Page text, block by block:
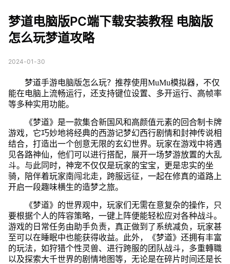
梦道电脑版PC端下载安装教程 电脑版
怎么玩梦道攻略
2024-01-30
梦道手游电脑版怎么玩？推荐使用MuMu模拟器，不仅
能在电脑上流畅运行，还支持键位设置、多开运行、高帧率
等多种实用功能。
《梦道》是一款集合新国风和高颜值元素的回合制卡牌
游戏，它巧妙地将经典的西游记梦幻西行剧情和封神传说相
结合，打造出一个创意无限的玄幻世界。玩家在游戏中将遇
见各路神仙，他们可以进行搭配，展开一场梦游放置的大乱
斗。与此同时，神宠不仅仅是玩家的宝宝，更是忠实的坐
骑，陪伴着玩家南闯北走，跨服远征，一起在修真的道路上
开启一段趣味横生的造梦之旅。
《梦道》的世界观中，玩家们无需在意复杂的操作，只
要根据个人的阵容策略，一键上阵便能轻松应对各种战斗。
游戏的日常任务由助手负责，真正做到了系统减负，玩家甚
至可以在睡眠中也能获得收益。此外，《梦道》还拥有丰富
的玩法，如狩猎个性灵兽、进行跨服的团队战斗，多重轉職
以及探索大千世界的剧情地图等，无论是在碎片时间还是长